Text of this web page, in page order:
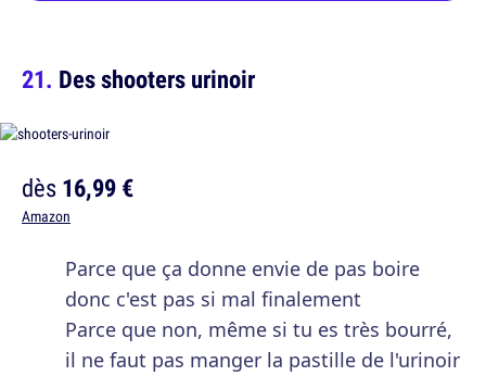
Des shooters urinoir
dès16,99 €
Amazon
Parce que ça donne envie de pas boire
donc c'est pas si mal finalement
Parce que non, même si tu es très bourré,
il ne faut pas manger la pastille de l'urinoir